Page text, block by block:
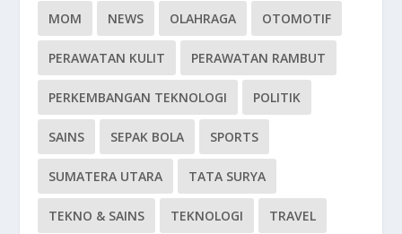
MOM NEWS OLAHRAGA OTOMOTIF
PERAWATAN KULIT PERAWATAN RAMBUT
PERKEMBANGAN TEKNOLOGI POLITIK
SAINS SEPAK BOLA SPORTS
SUMATERA UTARA TATA SURYA
TEKNO & SAINS TEKNOLOGI TRAVEL